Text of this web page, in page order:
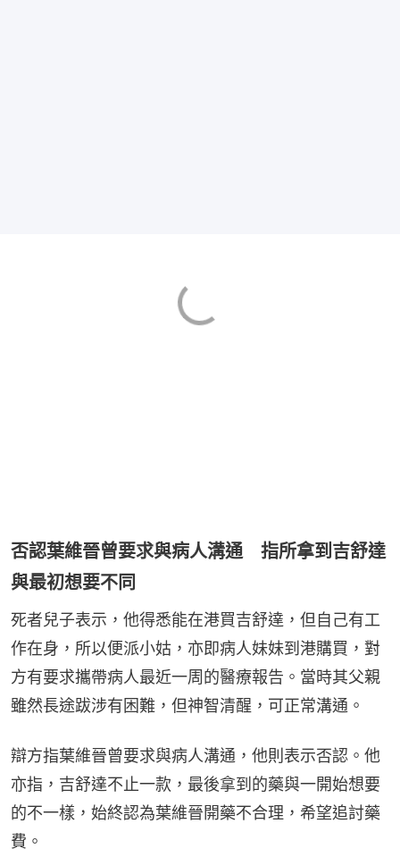
否認葉維晉曾要求與病人溝通 指所拿到吉舒達
與最初想要不同
死者兒子表示，他得悉能在港買吉舒達，但自己有工
作在身，所以便派小姑，亦即病人妹妹到港購買，對
方有要求攜帶病人最近一周的醫療報告。當時其父親
雖然長途跋涉有困難，但神智清醒，可正常溝通。
辯方指葉維晉曾要求與病人溝通，他則表示否認。他
亦指，吉舒達不止一款，最後拿到的藥與一開始想要
的不一樣，始終認為葉維晉開藥不合理，希望追討藥
費。